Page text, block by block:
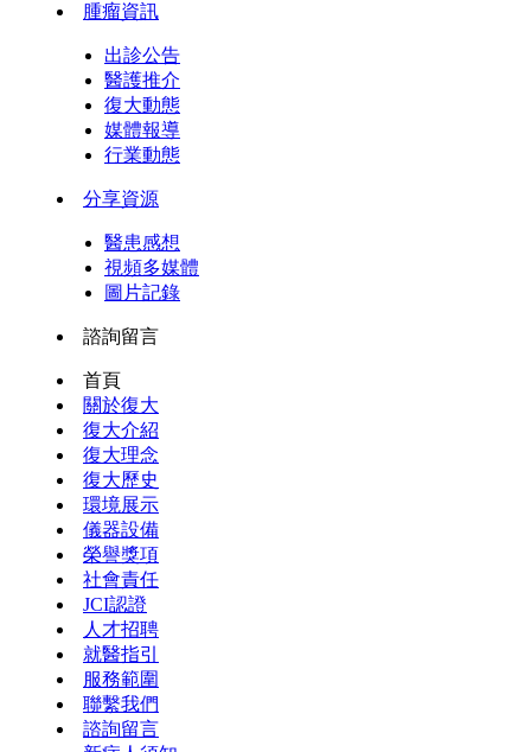
腫瘤資訊
出診公告
醫護推介
復大動態
媒體報導
行業動態
分享資源
醫患感想
視頻多媒體
圖片記錄
諮詢留言
首頁
關於復大
復大介紹
復大理念
復大歷史
環境展示
儀器設備
榮譽獎項
社會責任
JCI認證
人才招聘
就醫指引
服務範圍
聯繫我們
諮詢留言